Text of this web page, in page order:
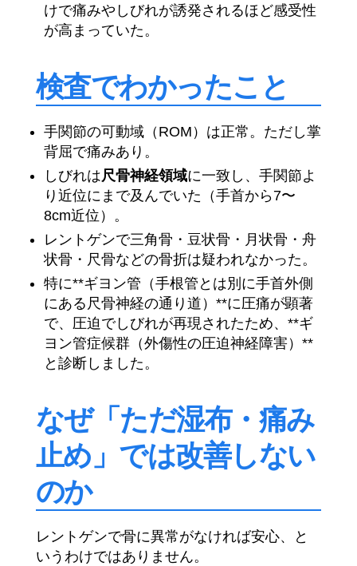
けで痛みやしびれが誘発されるほど感受性
が高まっていた。
検査でわかったこと
手関節の可動域（ROM）は正常。ただし掌
背屈で痛みあり。
しびれは尺骨神経領域に一致し、手関節よ
り近位にまで及んでいた（手首から7〜
8cm近位）。
レントゲンで三角骨・豆状骨・月状骨・舟
状骨・尺骨などの骨折は疑われなかった。
特に**ギヨン管（手根管とは別に手首外側
にある尺骨神経の通り道）**に圧痛が顕著
で、圧迫でしびれが再現されたため、**ギ
ヨン管症候群（外傷性の圧迫神経障害）**
と診断しました。
なぜ「ただ湿布・痛み
止め」では改善しない
のか
レントゲンで骨に異常がなければ安心、と
いうわけではありません。